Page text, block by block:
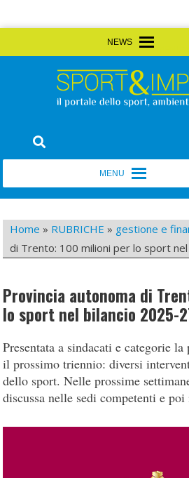
to
Sport&Impianti
Home » RUBRICHE » gestione e
di Trento: 100 milioni per lo sport
Provincia autonoma di
lo sport nel bilancio 2025-
Presentata a sindacati e categorie
il prossimo triennio: diversi
dello sport. Nelle prossime
discussa nelle sedi competenti e poi